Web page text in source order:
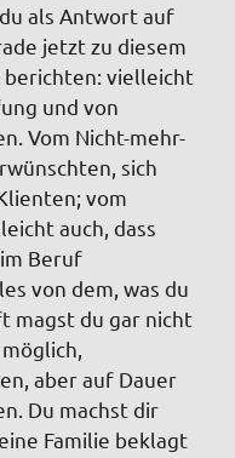
als Antwort auf
jetzt zu diesem
berichten: vielleicht
und von
Vom Nicht-mehr-
sich
vom
auch, dass
Beruf
von dem, was du
magst du gar nicht
aber auf Dauer
Du machst dir
Familie beklagt